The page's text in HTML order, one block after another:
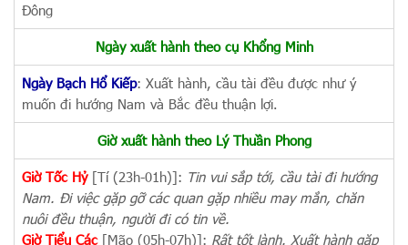
Đông
Ngày xuất hành theo cụ Khổng Minh
Ngày Bạch Hổ Kiếp: Xuất hành, cầu tài đều được như ý
muốn đi hướng Nam và Bắc đều thuận lợi.
Giờ xuất hành theo Lý Thuần Phong
Giờ Tốc Hỷ[Tí (23h-01h)]: Tin vui sắp tới, cầu tài đi hướng
Nam. Đi việc gặp gỡ các quan gặp nhiều may mắn, chăn
nuôi đều thuận, người đi có tin về.
Giờ Tiểu Các[Mão (05h-07h)]: Rất tốt lành. Xuất hành gặp